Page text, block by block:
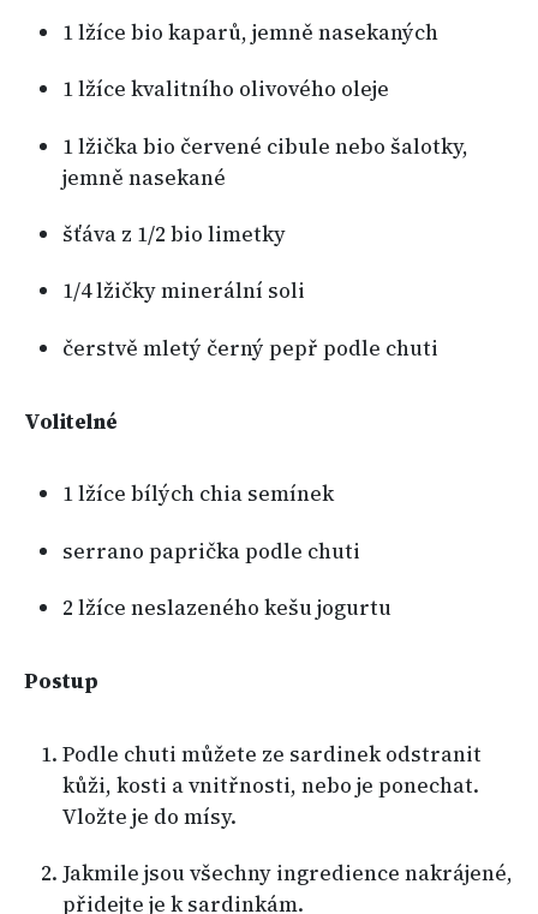
1 lžíce bio kaparů, jemně nasekaných
1 lžíce kvalitního olivového oleje
1 lžička bio červené cibule nebo šalotky,
jemně nasekané
šťáva z 1/2 bio limetky
1/4 lžičky minerální soli
čerstvě mletý černý pepř podle chuti
Volitelné
1 lžíce bílých chia semínek
serrano paprička podle chuti
2 lžíce neslazeného kešu jogurtu
Postup
Podle chuti můžete ze sardinek odstranit
kůži, kosti a vnitřnosti, nebo je ponechat.
Vložte je do mísy.
Jakmile jsou všechny ingredience nakrájené,
přidejte je k sardinkám.